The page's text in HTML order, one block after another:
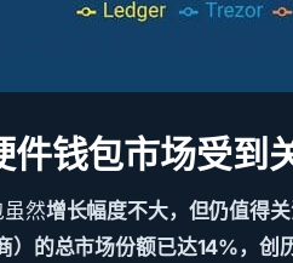
件钱包市场受到
然增长幅度不大，但仍值得
的总市场份额已达14%，创